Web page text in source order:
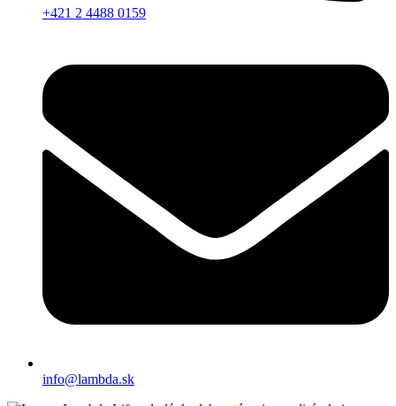
+421 2 4488 0159
info@lambda.sk